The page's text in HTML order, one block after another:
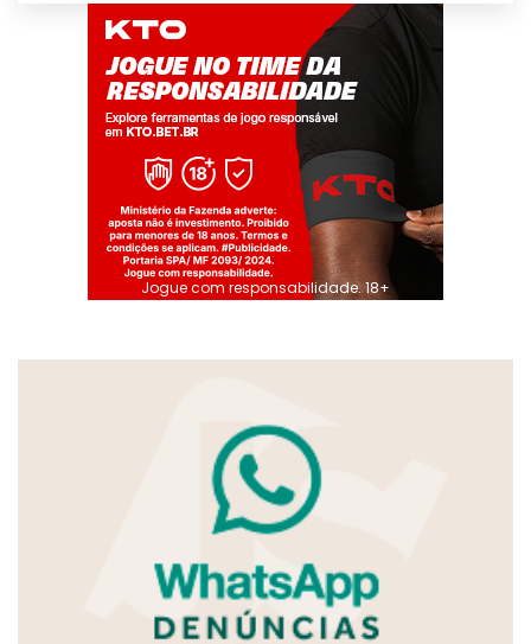
Jogue com responsabilidade. 18+